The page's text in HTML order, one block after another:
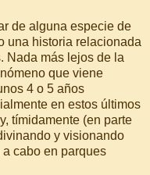
de alguna especie de
una historia relacionada
Nada más lejos de la
que viene
4 o 5 años
en estos últimos
tímidamente (en parte
y visionando
cabo en parques